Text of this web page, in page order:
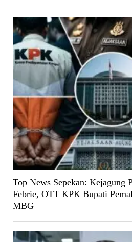
Top News Sepekan: Kejagung
Febrie, OTT KPK Bupati
MBG